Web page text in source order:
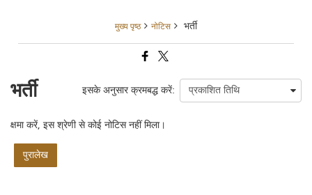
मुख्य पृष्ठ नोटिस भर्ती
भर्ती इसके अनुसार क्रमबद्ध करें:
क्षमा करें, इस श्रेणी से कोई नोटिस नहीं मिला।
पुरालेख